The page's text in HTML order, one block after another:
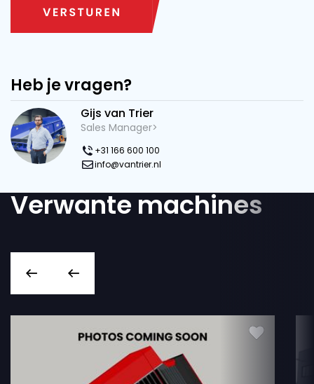
Heb je vragen?
Gijs van Trier
Sales Manager>
+31 166 600 100
info@vantrier.nl
Verwante machines